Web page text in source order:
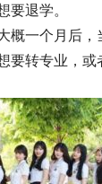
要退学。
概一个月后
要转专业，